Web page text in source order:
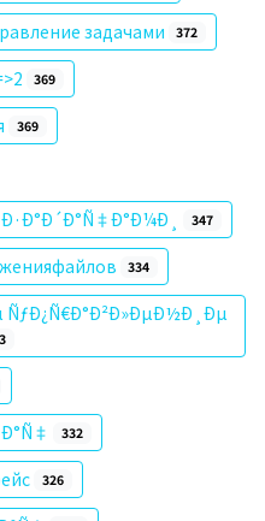
задачами 372
369
369
347
334
332
326